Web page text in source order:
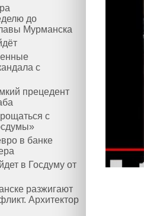
до
Мурманска
с
прецедент
с
в банке
в Госдуму от
разжигают
Архитектор